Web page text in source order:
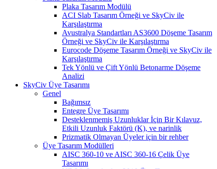
Plaka Tasarım Modülü
ACI Slab Tasarım Örneği ve SkyCiv ile
Karşılaştırma
Avustralya Standartları AS3600 Döşeme Tasarım
Örneği ve SkyCiv ile Karşılaştırma
Eurocode Döşeme Tasarım Örneği ve SkyCiv ile
Karşılaştırma
Tek Yönlü ve Çift Yönlü Betonarme Döşeme
Analizi
SkyCiv Üye Tasarımı
Genel
Bağımsız
Entegre Üye Tasarımı
Desteklenmemiş Uzunluklar İçin Bir Kılavuz,
Etkili Uzunluk Faktörü (K), ve narinlik
Prizmatik Olmayan Üyeler için bir rehber
Üye Tasarım Modülleri
AISC 360-10 ve AISC 360-16 Çelik Üye
Tasarımı